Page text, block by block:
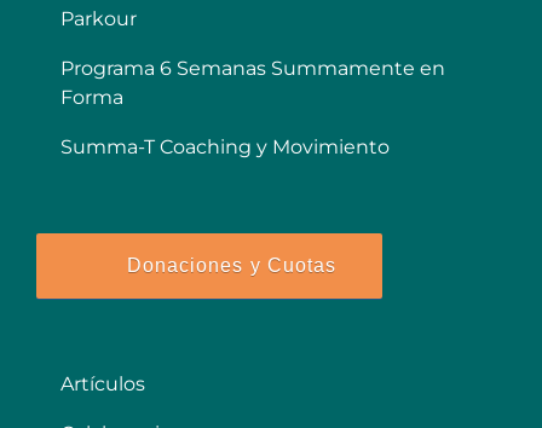
Parkour
Programa 6 Semanas Summamente en
Forma
Summa-T Coaching y Movimiento
Donaciones y Cuotas
Artículos